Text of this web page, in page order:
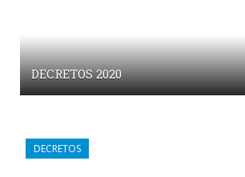
DECRETOS 2020
DECRETOS